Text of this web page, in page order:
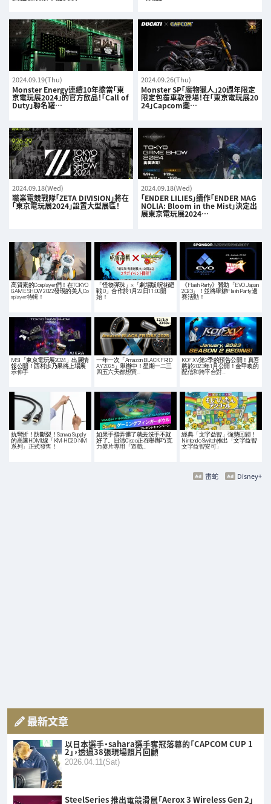
2024.09.19(Thu)
Monster Energy連續10年擔當「東
京電玩展2024」的官方飲品！「Call of
Duty」聯名罐…
2024.09.26(Thu)
Monster SP「魔物獵人」20週年限定
限定包覆車款登場！在「東京電玩展20
24」Capcom攤…
2024.09.18(Wed)
職業電競戰隊「ZETA DIVISION」將在
「東京電玩展2024」設置大型展區！
2024.09.18(Wed)
「ENDER LILIES」續作「ENDER MAG
NOLIA: Bloom in the Mist」決定出
展東京電玩展2024…
高質素的Cosplayer們！在TOKYO
GAME SHOW 2022發現的美人Co
splayer特輯！
「怪物彈珠」×「劇場版 呪術廻
戦 0」合作於1月22日11:00開
始！
《Flash Party》贊助「EVO Japan
2023」！並將舉辦Flash Party邊
賽活動！
MSI「東京電玩展2024」出展情
報公開！西村歩乃果將上場展
示伸手
一年一次「Amazon BLACK FRID
AY 2025」舉辦中！星期一二三
四五六天都想買…
KOF XV第2季的預告公開！真吾
將於2023年1月公開！金甲喚的
配信和跨平台對…
抗彎折！防斷裂！Sanwa Supply
的高速HDMI線「KM-HD20-NM
系列」正式發售！
如果手指弄髒了就去洗手不就
好了。日清Cisco正在舉辦巧克
力麥片專用「遊戲…
經典「文字益智」強勢回歸！
Nintendo Switch推出「文字益智
文字益智安可」
Disney+
雷蛇
最新文章
以日本選手・sahara選手奪冠落幕的「CAPCOM CUP 1
2」，透過38張現場照片回顧
2026.04.11(Sat)
SteelSeries 推出電競滑鼠「Aerox 3 Wireless Gen 2」